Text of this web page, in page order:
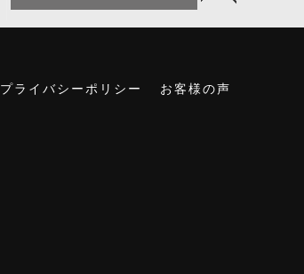
プライバシーポリシー お客様の声